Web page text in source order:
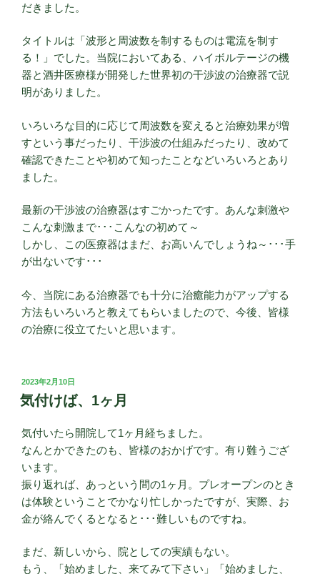
だきました。
タイトルは「波形と周波数を制するものは電流を制す
る！」でした。当院においてある、ハイボルテージの機
器と酒井医療様が開発した世界初の干渉波の治療器で説
明がありました。
いろいろな目的に応じて周波数を変えると治療効果が増
すという事だったり、干渉波の仕組みだったり、改めて
確認できたことや初めて知ったことなどいろいろとあり
ました。
最新の干渉波の治療器はすごかったです。あんな刺激や
こんな刺激まで･･･こんなの初めて～
しかし、この医療器はまだ、お高いんでしょうね～･･･手
が出ないです･･･
今、当院にある治療器でも十分に治癒能力がアップする
方法もいろいろと教えてもらいましたので、今後、皆様
の治療に役立てたいと思います。
投
稿
日:
2023年2月10日
気付けば、1ヶ月
気付いたら開院して1ヶ月経ちました。
なんとかできたのも、皆様のおかげです。有り難うござ
います。
振り返れば、あっという間の1ヶ月。プレオープンのとき
は体験ということでかなり忙しかったですが、実際、お
金が絡んでくるとなると･･･難しいものですね。
まだ、新しいから、院としての実績もない。
もう、「始めました、来てみて下さい」「始めました、